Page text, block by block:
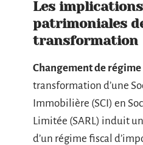
Les
patrimoniales
transformation
Changement de régime
transformation d’une
Immobilière (SCI) en
Limitée (SARL) induit
d’un régime fiscal